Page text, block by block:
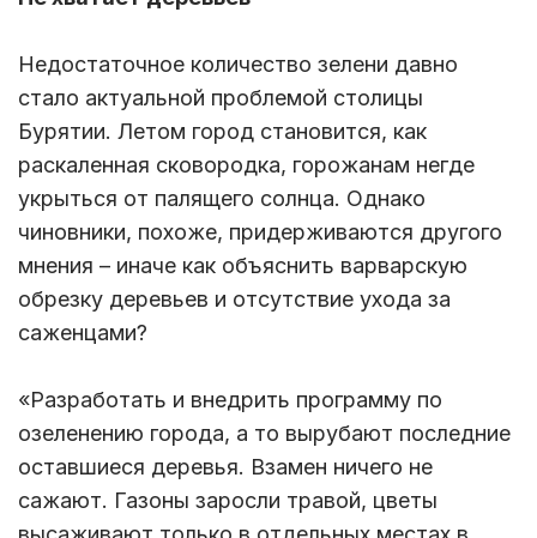
Недостаточное количество зелени давно
стало актуальной проблемой столицы
Бурятии. Летом город становится, как
раскаленная сковородка, горожанам негде
укрыться от палящего солнца. Однако
чиновники, похоже, придерживаются другого
мнения – иначе как объяснить варварскую
обрезку деревьев и отсутствие ухода за
саженцами?
«Разработать и внедрить программу по
озеленению города, а то вырубают последние
оставшиеся деревья. Взамен ничего не
сажают. Газоны заросли травой, цветы